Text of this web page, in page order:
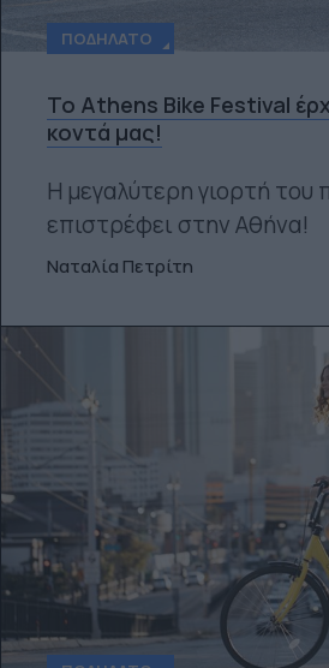
ΠΟΔΉΛΑΤΟ
Το Athens Bike Festival
κοντά μας!
Η μεγαλύτερη γιορτή του
επιστρέφει στην Αθήνα!
Ναταλία Πετρίτη